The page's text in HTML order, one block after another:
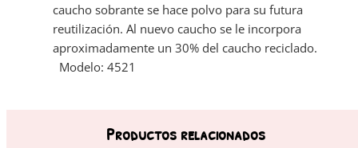
caucho sobrante se hace polvo para su futura
reutilización. Al nuevo caucho se le incorpora
aproximadamente un 30% del caucho reciclado.
Modelo: 4521
Productos relacionados